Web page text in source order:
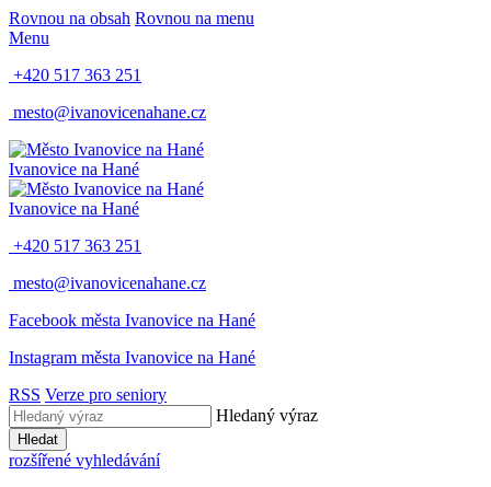
Rovnou na obsah Rovnou na menu
Menu
+420 517 363 251
mesto@ivanovicenahane.cz
Ivanovice na Hané
Ivanovice na Hané
+420 517 363 251
mesto@ivanovicenahane.cz
Facebook města Ivanovice na Hané
Instagram města Ivanovice na Hané
RSS Verze pro seniory
Hledaný výraz
Hledat
rozšířené vyhledávání